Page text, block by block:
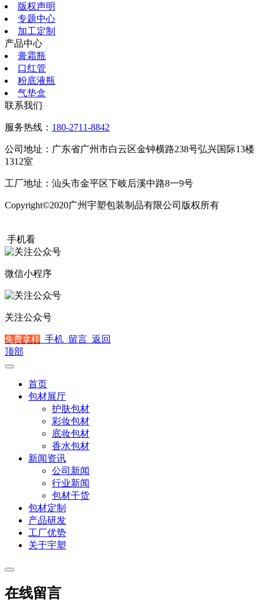
版权声明
专题中心
加工定制
产品中心
膏霜瓶
口红管
粉底液瓶
气垫盒
联系我们
服务热线： 180-2711-8842
公司地址：广东省广州市白云区金钟横路238号弘兴国际13楼
1312室
工厂地址：汕头市金平区下岐后溪中路8一9号
Copyright©2020广州宇塑包装制品有限公司版权所有
手机看
微信小程序
关注公众号
免费拿样 手机 留言 返回
顶部
首页
包材展厅
护肤包材
彩妆包材
底妆包材
香水包材
新闻资讯
公司新闻
行业新闻
包材干货
包材定制
产品研发
工厂优势
关于宇塑
在线留言